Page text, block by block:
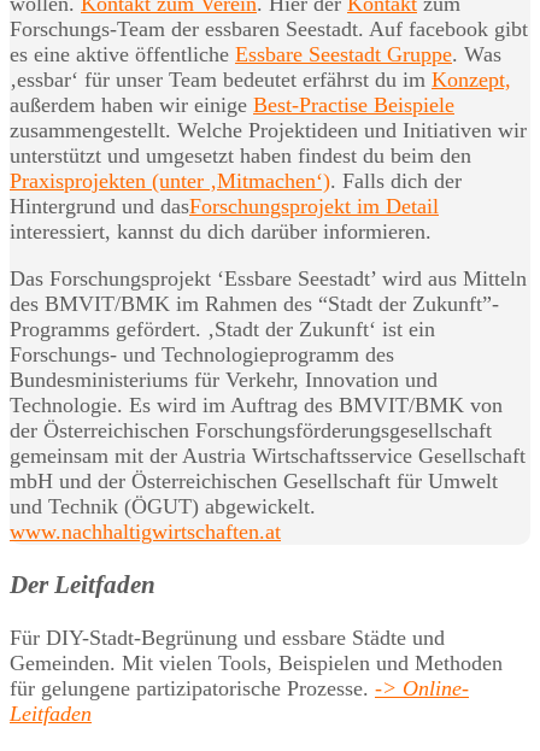
Forschungs-Team der essbaren Seestadt. Auf facebook gibt
es eine aktive öffentliche Essbare Seestadt Gruppe. Was
‚essbar‘ für unser Team bedeutet erfährst du im Konzept,
außerdem haben wir einige Best-Practise Beispiele
zusammengestellt. Welche Projektideen und Initiativen wir
unterstützt und umgesetzt haben findest du beim den
Praxisprojekten (unter ‚Mitmachen‘). Falls dich der
Hintergrund und dasForschungsprojekt im Detail
interessiert, kannst du dich darüber informieren.
Das Forschungsprojekt ‘Essbare Seestadt’ wird aus Mitteln
des BMVIT/BMK im Rahmen des “Stadt der Zukunft”-
Programms gefördert. ‚Stadt der Zukunft‘ ist ein
Forschungs- und Technologieprogramm des
Bundesministeriums für Verkehr, Innovation und
Technologie. Es wird im Auftrag des BMVIT/BMK von
der Österreichischen Forschungsförderungsgesellschaft
gemeinsam mit der Austria Wirtschaftsservice Gesellschaft
mbH und der Österreichischen Gesellschaft für Umwelt
und Technik (ÖGUT) abgewickelt.
www.nachhaltigwirtschaften.at
Der Leitfaden
Für DIY-Stadt-Begrünung und essbare Städte und
Gemeinden. Mit vielen Tools, Beispielen und Methoden
für gelungene partizipatorische Prozesse. -> Online-
Leitfaden